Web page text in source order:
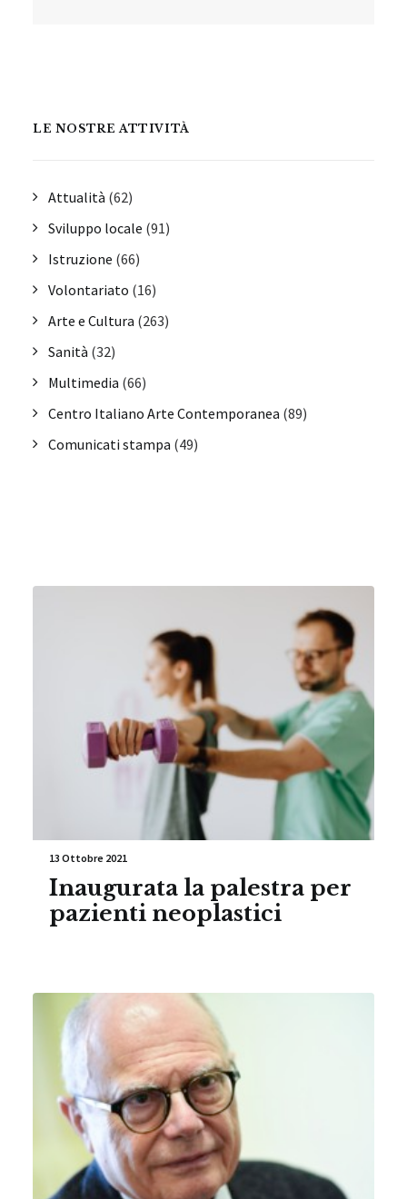
LE NOSTRE ATTIVITÀ
Attualità (62)
Sviluppo locale (91)
Istruzione (66)
Volontariato (16)
Arte e Cultura (263)
Sanità (32)
Multimedia (66)
Centro Italiano Arte Contemporanea (89)
Comunicati stampa (49)
13 Ottobre 2021
Inaugurata la palestra per
pazienti neoplastici